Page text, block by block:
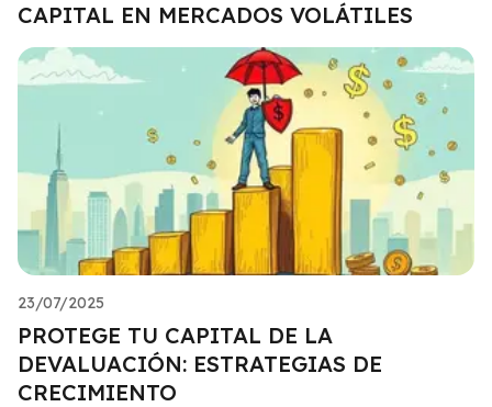
CAPITAL EN MERCADOS VOLÁTILES
23/07/2025
PROTEGE TU CAPITAL DE LA
DEVALUACIÓN: ESTRATEGIAS DE
CRECIMIENTO